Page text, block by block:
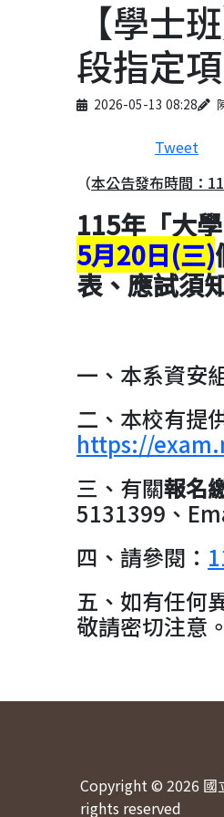
【學士
段指定
Published on
2026-05-13 08:28
Author
Tweet
（本公告發布時間：
115年「大
5月20日(三)
表、應試須
一、本系資安
二、本校有提
https://
三、有關報名
5131399、
四、請參閱：
五、如有任何
敬請密切注意。
Copyright © 2026 國
rights reserved